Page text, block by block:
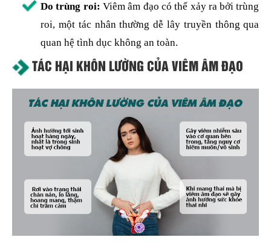
Do trùng roi:Viêm âm đạo có thể xảy ra bởi trùng
roi, một tác nhân thường dễ lây truyền thông qua
quan hệ tình dục không an toàn.
TÁC HẠI KHÔN LƯỜNG CỦA VIÊM ÂM ĐẠO